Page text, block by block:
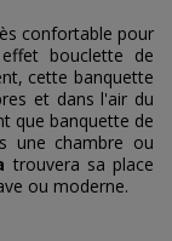
confortable pour
bouclette de
cette banquette
et dans l'air du
que banquette de
une chambre ou
trouvera sa place
ou moderne.